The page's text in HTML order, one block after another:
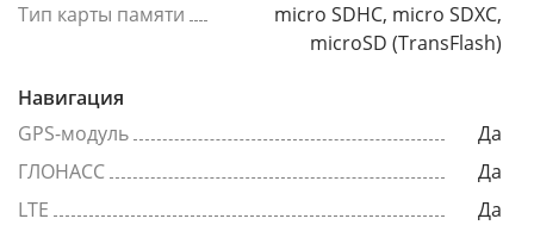
Тип карты памяти
micro SDHC, micro SDXC,
microSD (TransFlash)
Навигация
GPS-модуль
Да
ГЛОНАСС
Да
LTE
Да